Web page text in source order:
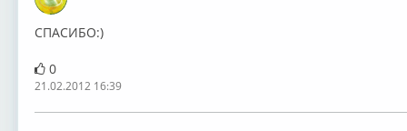
СПАСИБО:)
0
21.02.2012 16:39